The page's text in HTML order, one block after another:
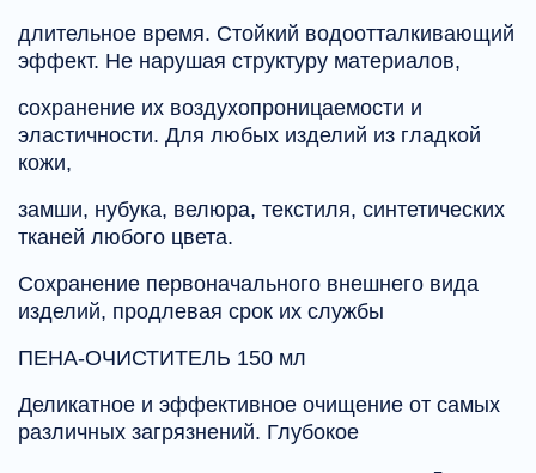
длительное время. Стойкий водоотталкивающий
эффект. Не нарушая структуру материалов,
сохранение их воздухопроницаемости и
эластичности. Для любых изделий из гладкой
кожи,
замши, нубука, велюра, текстиля, синтетических
тканей любого цвета.
Сохранение первоначального внешнего вида
изделий, продлевая срок их службы
ПЕНА-ОЧИСТИТЕЛЬ 150 мл
Деликатное и эффективное очищение от самых
различных загрязнений. Глубокое